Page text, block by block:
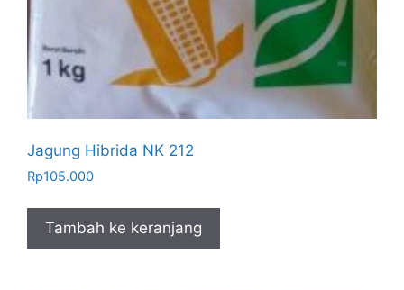
Jagung Hibrida NK 212
Rp105.000
Tambah ke keranjang